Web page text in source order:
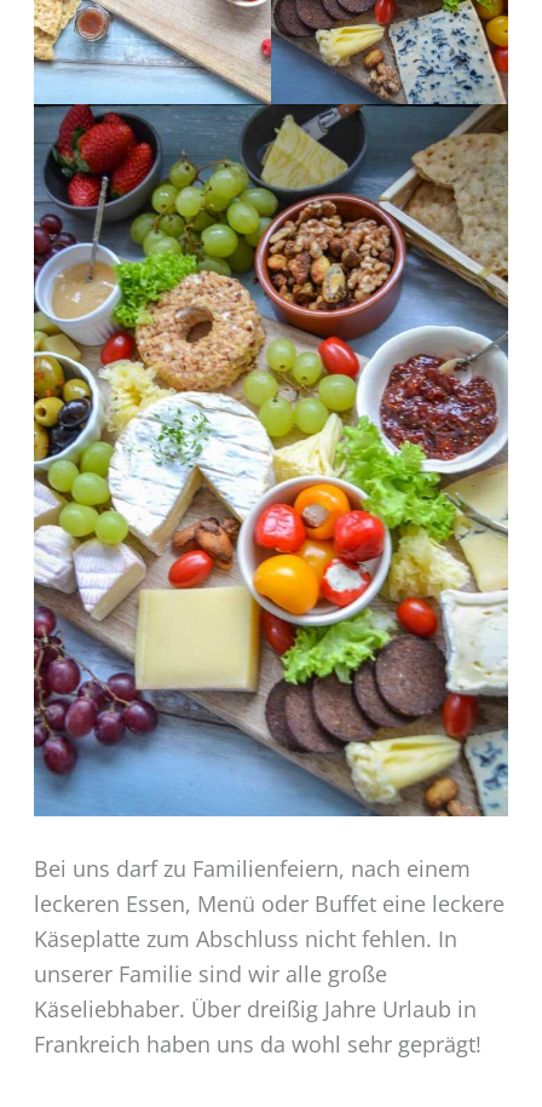
Bei uns darf zu Familienfeiern, nach einem
leckeren Essen, Menü oder Buffet eine leckere
Käseplatte zum Abschluss nicht fehlen. In
unserer Familie sind wir alle große
Käseliebhaber. Über dreißig Jahre Urlaub in
Frankreich haben uns da wohl sehr geprägt!